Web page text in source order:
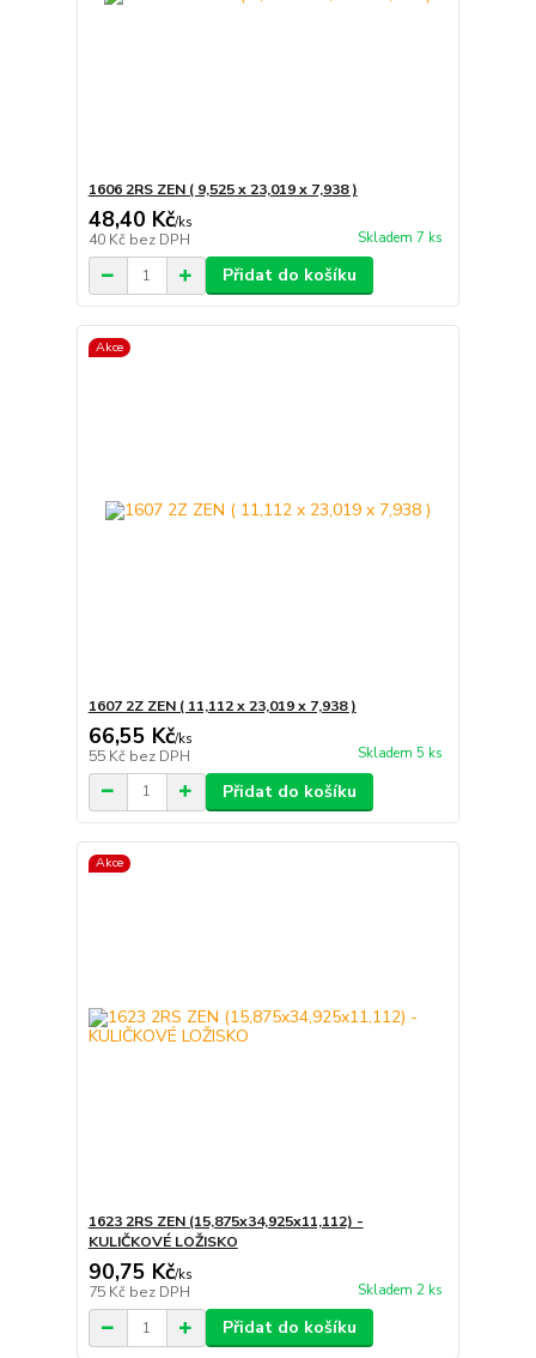
1606 2RS ZEN ( 9,525 x 23,019 x 7,938 )
48,40 Kč/ks
40 Kč bez DPH Skladem 7 ks
Přidat do košíku
Akce
1607 2Z ZEN ( 11,112 x 23,019 x 7,938 )
66,55 Kč/ks
55 Kč bez DPH Skladem 5 ks
Přidat do košíku
Akce
1623 2RS ZEN (15,875x34,925x11,112) -
KULIČKOVÉ LOŽISKO
90,75 Kč/ks
75 Kč bez DPH Skladem 2 ks
Přidat do košíku